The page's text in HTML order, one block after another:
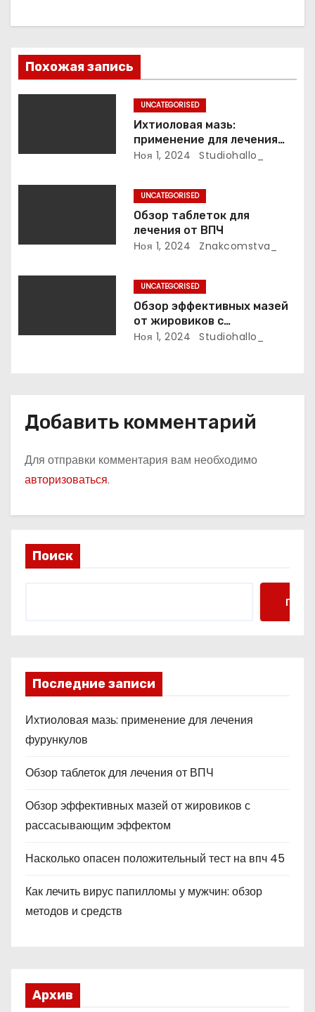
я
п
о
Похожая запись
UNCATEGORISED
Ихтиоловая мазь:
применение для лечения
фурункулов
Ноя 1, 2024 Studiohallo_
UNCATEGORISED
Обзор таблеток для
лечения от ВПЧ
Ноя 1, 2024 Znakcomstva_
UNCATEGORISED
Обзор эффективных мазей
от жировиков с
рассасывающим эффектом
Ноя 1, 2024 Studiohallo_
Добавить комментарий
Для отправки комментария вам необходимо
авторизоваться.
Поиск
Поиск
Последние записи
Ихтиоловая мазь: применение для лечения
фурункулов
Обзор таблеток для лечения от ВПЧ
Обзор эффективных мазей от жировиков с
рассасывающим эффектом
Насколько опасен положительный тест на впч 45
Как лечить вирус папилломы у мужчин: обзор
методов и средств
Архив